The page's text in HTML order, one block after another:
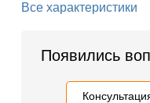
Все характеристики
Появились